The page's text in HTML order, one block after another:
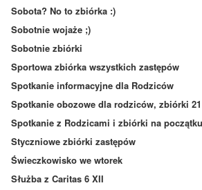
Sobota? No to zbiórka :)
Sobotnie wojaże ;)
Sobotnie zbiórki
Sportowa zbiórka wszystkich zastępów
Spotkanie informacyjne dla Rodziców
Spotkanie obozowe dla rodziców, zbiórki
Spotkanie z Rodzicami i zbiórki na
Styczniowe zbiórki zastępów
Świeczkowisko we wtorek
Służba z Caritas 6 XII